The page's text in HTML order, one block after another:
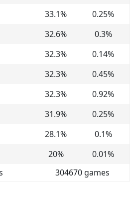
33.1% 0.25%
32.6% 0.3%
32.3% 0.14%
32.3% 0.45%
32.3% 0.92%
31.9% 0.25%
28.1% 0.1%
20% 0.01%
304670games